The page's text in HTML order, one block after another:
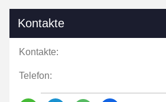
Kontakte
Kontakte:
Telefon: